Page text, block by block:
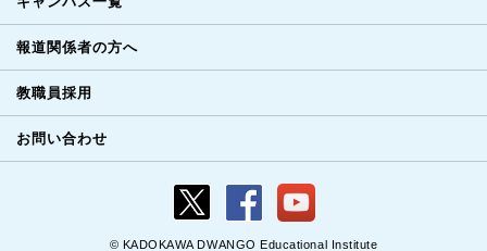
報道関係者の方へ
教職員採用
お問い合わせ
© KADOKAWA DWANGO Educational Institute